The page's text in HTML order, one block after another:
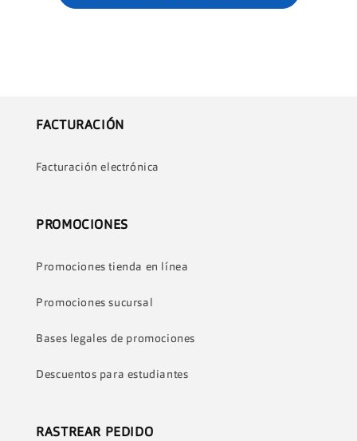
FACTURACIÓN
Facturación electrónica
PROMOCIONES
Promociones tienda en línea
Promociones sucursal
Bases legales de promociones
Descuentos para estudiantes
RASTREAR PEDIDO